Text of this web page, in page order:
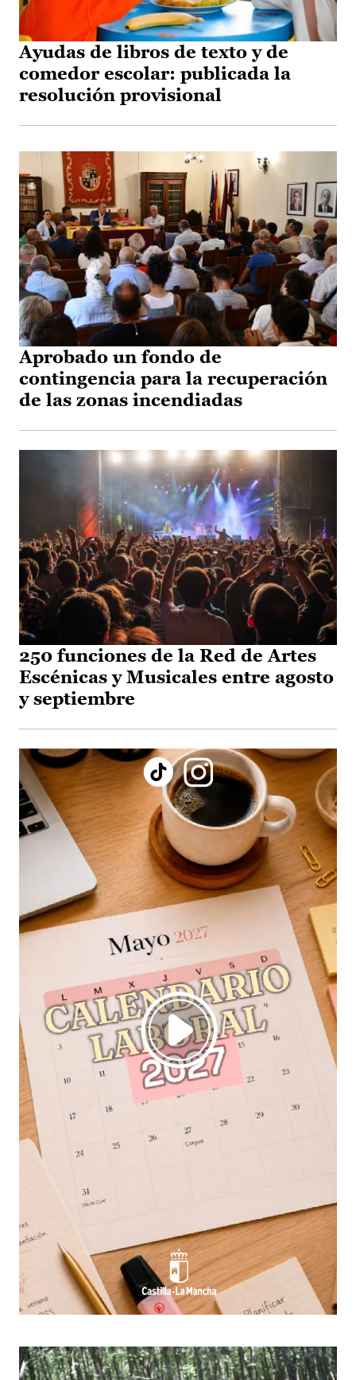
Ayudas de libros de texto y de
comedor escolar: publicada la
resolución provisional
Aprobado un fondo de
contingencia para la recuperación
de las zonas incendiadas
250 funciones de la Red de Artes
Escénicas y Musicales entre agosto
y septiembre